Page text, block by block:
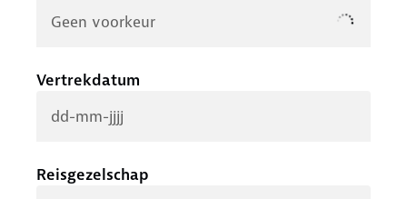
Geen voorkeur
Vertrekdatum
Reisgezelschap